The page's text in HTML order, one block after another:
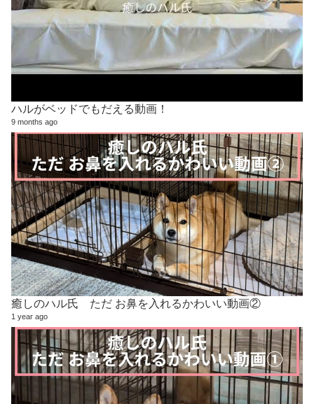
ハルがベッドでもだえる動画！
9 months ago
癒しのハル氏 ただ お鼻を入れるかわいい動画②
1 year ago